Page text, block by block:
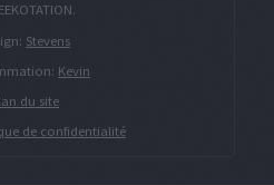
Stevens
Kevin
du site
de confidentialité